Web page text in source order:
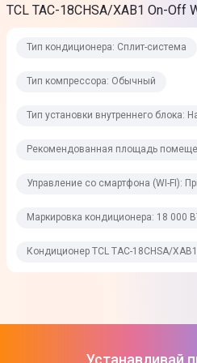
Управление
Управление направлением
Да
Регулировка температуры
TCL TAC-18CHSA/XAB1 On-Off
Тип кондиционера: Сплит-система
Тип компрессора: Обычный
Тип установки внутреннего блока:
Рекомендованная площадь
Управление со смартфона (WI-FI):
Маркировка кондиционера: 18 000
Кондиционер TCL TAC-18CHSA/
Устанавливай